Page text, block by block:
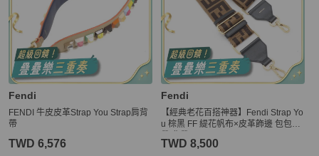
Fendi
FENDI 牛皮皮革Strap You Strap肩背
帶
TWD 6,576
Fendi
【經典老花百搭神器】Fendi Strap Yo
u 棕黑 FF 緹花帆布×皮革飾邊 包包肩
TWD 8,500